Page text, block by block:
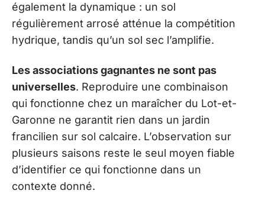
également la dynamique : un sol
régulièrement arrosé atténue la compétition
hydrique, tandis qu’un sol sec l’amplifie.
Les associations gagnantes ne sont pas
universelles. Reproduire une combinaison
qui fonctionne chez un maraîcher du Lot-et-
Garonne ne garantit rien dans un jardin
francilien sur sol calcaire. L’observation sur
plusieurs saisons reste le seul moyen fiable
d’identifier ce qui fonctionne dans un
contexte donné.